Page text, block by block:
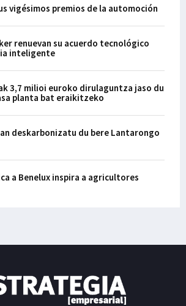
vigésimos premios de la automoción
renuevan su acuerdo tecnológico
inteligente
3,7 milioi euroko dirulaguntza jaso du
planta bat eraikitzeko
deskarbonizatu du bere Lantarongo
a Benelux inspira a agricultores